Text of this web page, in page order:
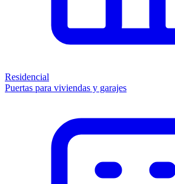
Residencial
Puertas para viviendas y garajes